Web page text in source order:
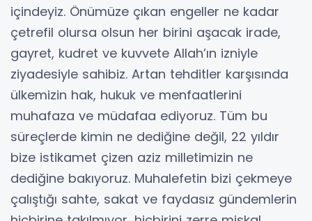
içindeyiz. Önümüze çıkan engeller ne kadar
çetrefil olursa olsun her birini aşacak irade,
gayret, kudret ve kuvvete Allah’ın izniyle
ziyadesiyle sahibiz. Artan tehditler karşısında
ülkemizin hak, hukuk ve menfaatlerini
muhafaza ve müdafaa ediyoruz. Tüm bu
süreçlerde kimin ne dediğine değil, 22 yıldır
bize istikamet çizen aziz milletimizin ne
dediğine bakıyoruz. Muhalefetin bizi çekmeye
çalıştığı sahte, sakat ve faydasız gündemlerin